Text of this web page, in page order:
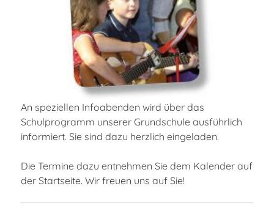
An speziellen Infoabenden wird über das
Schulprogramm unserer Grundschule ausführlich
informiert. Sie sind dazu herzlich eingeladen.
Die Termine dazu entnehmen Sie dem Kalender auf
der Startseite. Wir freuen uns auf Sie!